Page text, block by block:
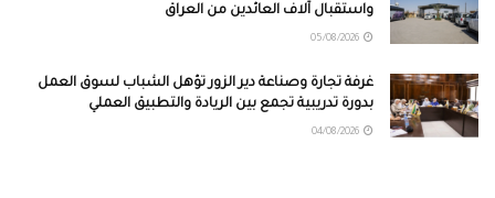
واستقبال آلاف العائدين من العراق
غرفة تجارة وصناعة دير الزور تؤهل الشباب لسوق العمل
بدورة تدريبية تجمع بين الريادة والتطبيق العملي